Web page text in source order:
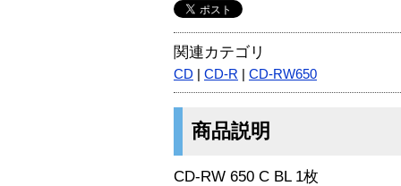
関連カテゴリ
CD CD-R CD-RW650
商品説明
CD-RW 650 C BL 1枚